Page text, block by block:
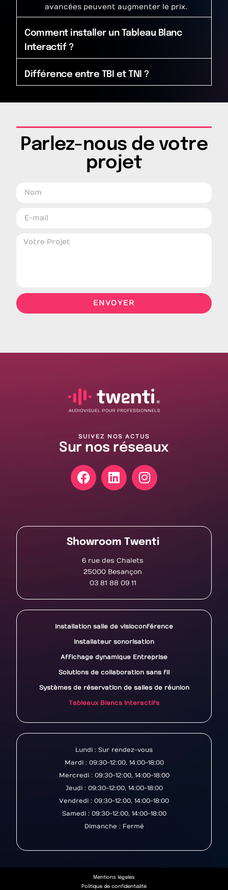
avancées peuvent augmenter le prix.
Comment installer un Tableau Blanc
Interactif ?
Différence entre TBI et TNI ?
Parlez-nous de votre
projet
ENVOYER
SUIVEZ NOS ACTUS
Sur nos réseaux
Showroom Twenti
6 rue des Chalets
25000 Besançon
03 81 88 09 11
Installation salle de visioconférence
Installateur sonorisation
Affichage dynamique Entreprise
Solutions de collaboration sans fil
Systèmes de réservation de salles de réunion
Tableaux Blancs Interactifs
Lundi : Sur rendez-vous
Mardi : 09:30-12:00, 14:00-18:00
Mercredi : 09:30-12:00, 14:00-18:00
Jeudi : 09:30-12:00, 14:00-18:00
Vendredi : 09:30-12:00, 14:00-18:00
Samedi : 09:30-12:00, 14:00-18:00
Dimanche : Fermé
Mentions légales
Politique de confidentialité